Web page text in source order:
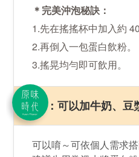
＊​完​美​沖泡​秘訣：
1.先​在​搖搖杯中​加入​約
2.再​倒入​一​包蛋​白飲粉。​
3.搖​晃均​勻即​可​飲用。
Q7：可以加牛奶、豆
可以唷～可依個人需求​